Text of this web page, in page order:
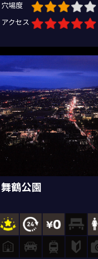
穴場度
アクセス
舞鶴公園